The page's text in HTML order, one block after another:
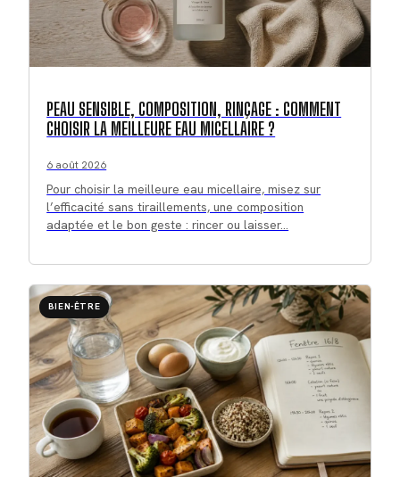
PEAU SENSIBLE, COMPOSITION, RINÇAGE : COMMENT
CHOISIR LA MEILLEURE EAU MICELLAIRE ?
6 août 2026
Pour choisir la meilleure eau micellaire, misez sur
l’efficacité sans tiraillements, une composition
adaptée et le bon geste : rincer ou laisser…
BIEN-ÊTRE